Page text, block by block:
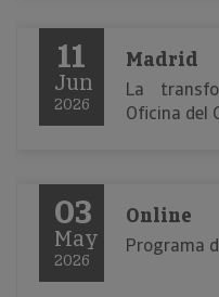
11
Jun
2026
Madrid
La
Oficina del
03
May
2026
Online
Programa